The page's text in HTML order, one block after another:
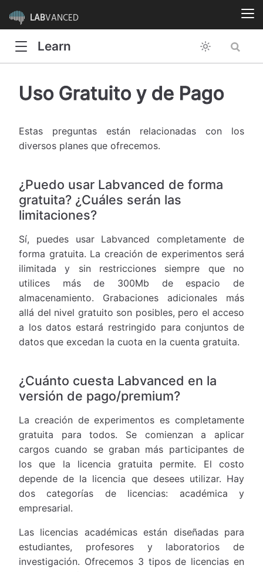
LABVANCED
Learn
Uso Gratuito y de Pago
Estas preguntas están relacionadas con los
diversos planes que ofrecemos.
¿Puedo usar Labvanced de forma
gratuita? ¿Cuáles serán las
limitaciones?
Sí, puedes usar Labvanced completamente de
forma gratuita. La creación de experimentos será
ilimitada y sin restricciones siempre que no
utilices más de 300Mb de espacio de
almacenamiento. Grabaciones adicionales más
allá del nivel gratuito son posibles, pero el acceso
a los datos estará restringido para conjuntos de
datos que excedan la cuota en la cuenta gratuita.
¿Cuánto cuesta Labvanced en la
versión de pago/premium?
La creación de experimentos es completamente
gratuita para todos. Se comienzan a aplicar
cargos cuando se graban más participantes de
los que la licencia gratuita permite. El costo
depende de la licencia que desees utilizar. Hay
dos categorías de licencias: académica y
empresarial.
Las licencias académicas están diseñadas para
estudiantes, profesores y laboratorios de
investigación. Ofrecemos 3 tipos de licencias en